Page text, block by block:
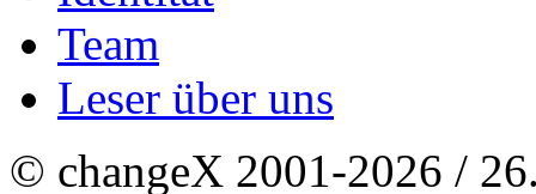
Team
Leser über uns
© changeX 2001-2026 /